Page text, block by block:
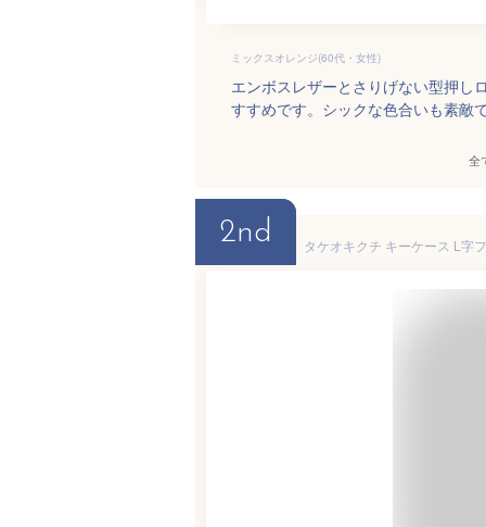
ミックスオレンジ(60代・女性)
エンボスレザーとさりげない型押し
すすめです。シックな色合いも素敵
全
2nd